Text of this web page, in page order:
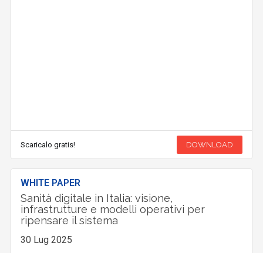
Scaricalo gratis! DOWNLOAD
WHITE PAPER
Sanità digitale in Italia: visione,
infrastrutture e modelli operativi per
ripensare il sistema
30 Lug 2025